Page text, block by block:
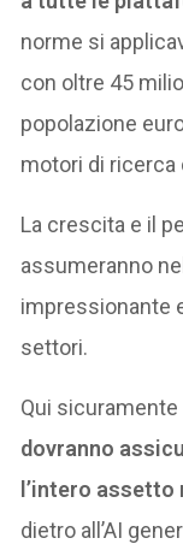
norme si
con oltre 45
popolazione
motori di ricerca
La crescita e il
assumeranno
impressionante
settori.
Qui sicuramente
dovranno
l’intero
dietro all’AI